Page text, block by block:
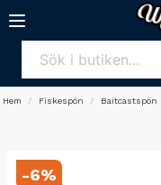
Hem Fiskespön Baitcastspön
-6%